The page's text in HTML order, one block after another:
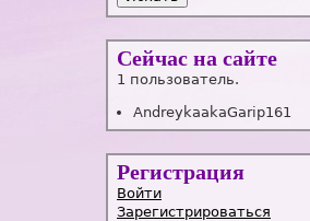
Сейчас на сайте
1 пользователь.
AndreykaakaGarip161
Регистрация
Войти
Зарегистрироваться